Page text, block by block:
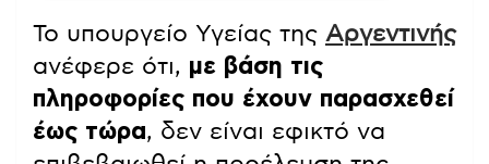
Το υπουργείο Υγείας της Αργεντινής
ανέφερε ότι, με βάση τις
πληροφορίες που έχουν παρασχεθεί
έως τώρα, δεν είναι εφικτό να